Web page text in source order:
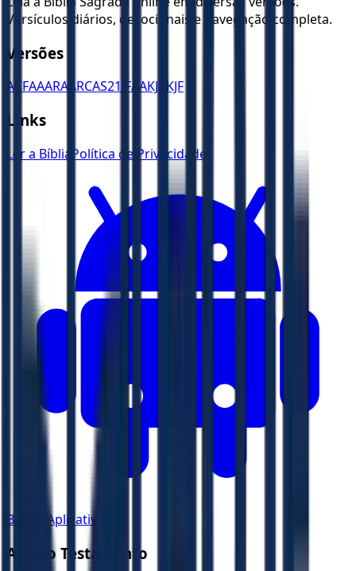
Versículos diários, devocionais e navegação completa.
Versões
ACFAAARA ARCAS21 JFAAKJA KJF
Links
Ler a Bíblia Política de Privacidade
Baixar Aplicativo
Antigo Testamento